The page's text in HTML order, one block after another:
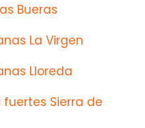
Bueras
La Virgen
Lloreda
Sierra de